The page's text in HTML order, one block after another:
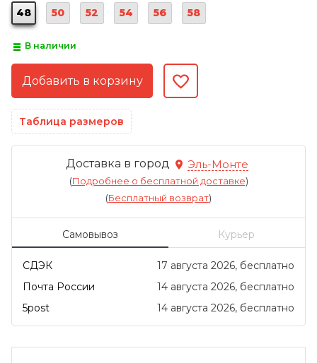
48
50 52 54 56 58
В наличии
Таблица размеров
Доставка в город Эль-Монте
(Подробнее о бесплатной доставке)
(Бесплатный возврат)
Самовывоз Курьер
СДЭК 17 августа 2026
Бесплатно
Почта России
14 августа 2026
Бесплатно
5post
14 августа 2026 Бесплатно